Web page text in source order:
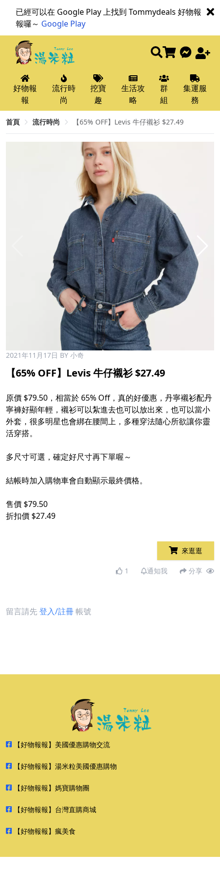
已經可以在 Google Play 上找到 Tommydeals 好物報
報囉～ Google Play
好物報
報
流行時
尚
挖寶
趣
生活攻
略
群
組
集運服
務
首頁 流行時尚 【65% OFF】Levis 牛仔襯衫 $27.49
2021年11月17日 BY 小奇
【65% OFF】Levis 牛仔襯衫 $27.49
原價 $79.50，相當於 65% Off，真的好優惠，丹寧襯衫配丹
寧褲好顯年輕，襯衫可以紮進去也可以放出來，也可以當小
外套，很多明星也會綁在腰間上，多種穿法隨心所欲讓你靈
活穿搭。
多尺寸可選，確定好尺寸再下單喔～
結帳時加入購物車會自動顯示最終價格。
售價 $79.50
折扣價 $27.49
來逛逛
1 通知我 分享
留言請先登入/註冊帳號
【好物報報】美國優惠購物交流
【好物報報】湯米粒美國優惠購物
【好物報報】媽寶購物團
【好物報報】台灣直購商城
【好物報報】瘋美食